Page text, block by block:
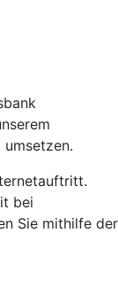
bei
Sie mithilfe der